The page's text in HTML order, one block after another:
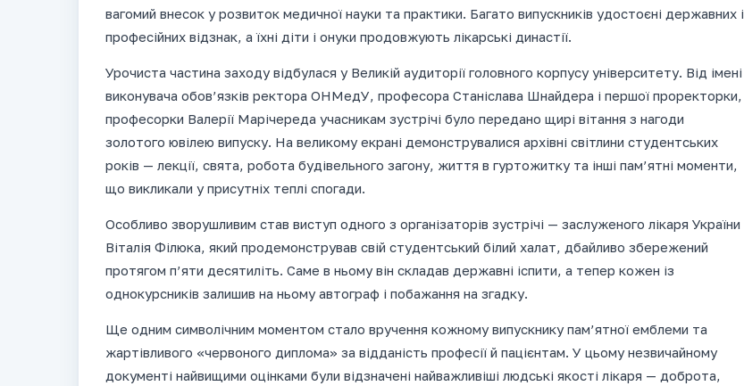
вагомий внесок у розвиток медичної науки та практики. Багато випускників удостоєні державних і
професійних відзнак, а їхні діти і онуки продовжують лікарські династії.
Урочиста частина заходу відбулася у Великій аудиторії головного корпусу університету. Від імені
виконувача обов’язків ректора ОНМедУ, професора Станіслава Шнайдера і першої проректорки,
професорки Валерії Марічереда учасникам зустрічі було передано щирі вітання з нагоди
золотого ювілею випуску. На великому екрані демонструвалися архівні світлини студентських
років — лекції, свята, робота будівельного загону, життя в гуртожитку та інші пам’ятні моменти,
що викликали у присутніх теплі спогади.
Особливо зворушливим став виступ одного з організаторів зустрічі — заслуженого лікаря України
Віталія Філюка, який продемонстрував свій студентський білий халат, дбайливо збережений
протягом п’яти десятиліть. Саме в ньому він складав державні іспити, а тепер кожен із
однокурсників залишив на ньому автограф і побажання на згадку.
Ще одним символічним моментом стало вручення кожному випускнику пам’ятної емблеми та
жартівливого «червоного диплома» за відданість професії й пацієнтам. У цьому незвичайному
документі найвищими оцінками були відзначені найважливіші людські якості лікаря — доброта,